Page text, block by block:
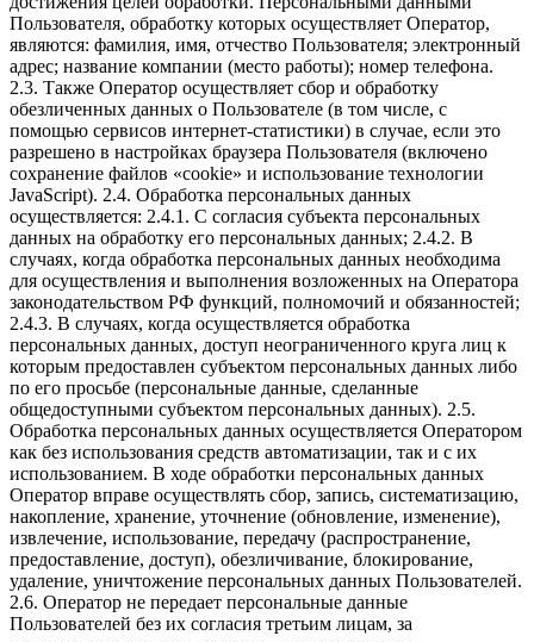
Пользователя, обработку которых осуществляет Оператор,
являются: фамилия, имя, отчество Пользователя; электронный
адрес; название компании (место работы); номер телефона.
2.3. Также Оператор осуществляет сбор и обработку
обезличенных данных о Пользователе (в том числе, с
помощью сервисов интернет-статистики) в случае, если это
разрешено в настройках браузера Пользователя (включено
сохранение файлов «cookie» и использование технологии
JavaScript). 2.4. Обработка персональных данных
осуществляется: 2.4.1. С согласия субъекта персональных
данных на обработку его персональных данных; 2.4.2. В
случаях, когда обработка персональных данных необходима
для осуществления и выполнения возложенных на Оператора
законодательством РФ функций, полномочий и обязанностей;
2.4.3. В случаях, когда осуществляется обработка
персональных данных, доступ неограниченного круга лиц к
которым предоставлен субъектом персональных данных либо
по его просьбе (персональные данные, сделанные
общедоступными субъектом персональных данных). 2.5.
Обработка персональных данных осуществляется Оператором
как без использования средств автоматизации, так и с их
использованием. В ходе обработки персональных данных
Оператор вправе осуществлять сбор, запись, систематизацию,
накопление, хранение, уточнение (обновление, изменение),
извлечение, использование, передачу (распространение,
предоставление, доступ), обезличивание, блокирование,
удаление, уничтожение персональных данных Пользователей.
2.6. Оператор не передает персональные данные
Пользователей без их согласия третьим лицам, за